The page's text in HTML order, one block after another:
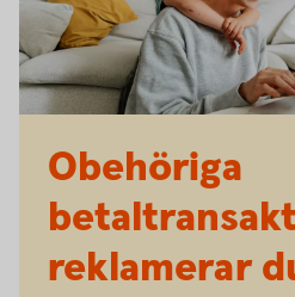
Obehöriga
reklamerar